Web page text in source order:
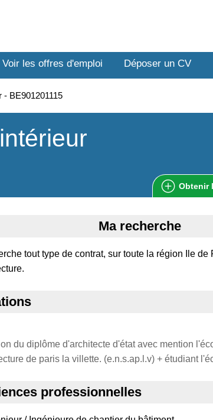
Voir les offres d'emploi Déposer un CV
- BE901201115
Obtenir
Ma recherche
tout type de contrat, sur toute la région Ile de
du diplôme d'architecte d'état avec mention
de paris la villette. (e.n.s.ap.l.v) + étudiant
professionnelles